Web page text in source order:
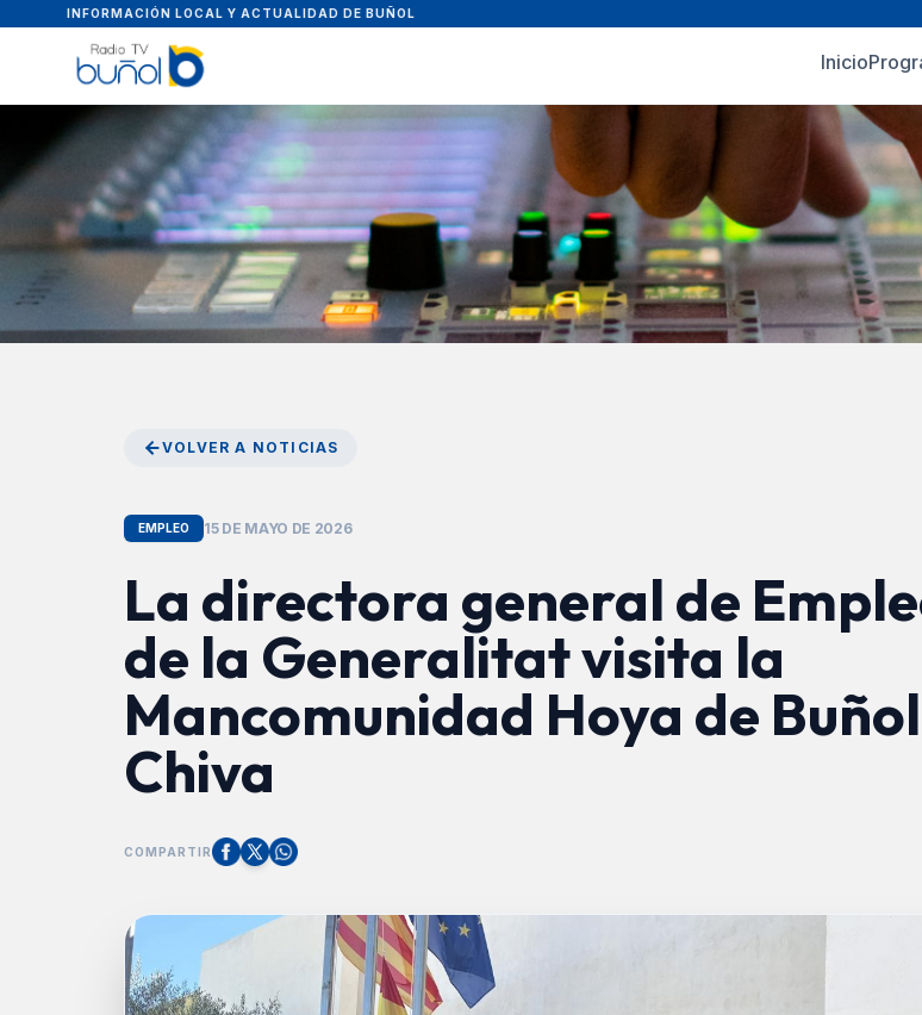
INFORMACIÓN LOCAL Y ACTUALIDAD DE BUÑOL
Inicio
VOLVER A NOTICIAS
EMPLEO 15 DE MAYO DE 2026
La directora general de
de la Generalitat visita la
Mancomunidad Hoya de Buñol
Chiva
COMPARTIR